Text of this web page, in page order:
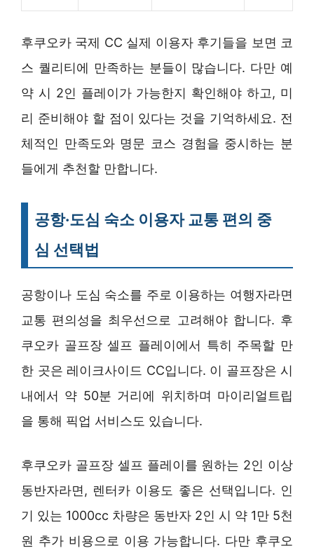
후쿠오카 국제 CC 실제 이용자 후기들을 보면 코
스 퀄리티에 만족하는 분들이 많습니다. 다만 예
약 시 2인 플레이가 가능한지 확인해야 하고, 미
리 준비해야 할 점이 있다는 것을 기억하세요. 전
체적인 만족도와 명문 코스 경험을 중시하는 분
들에게 추천할 만합니다.
공항·도심 숙소 이용자 교통 편의 중
심 선택법
공항이나 도심 숙소를 주로 이용하는 여행자라면
교통 편의성을 최우선으로 고려해야 합니다. 후
쿠오카 골프장 셀프 플레이에서 특히 주목할 만
한 곳은 레이크사이드 CC입니다. 이 골프장은 시
내에서 약 50분 거리에 위치하며 마이리얼트립
을 통해 픽업 서비스도 있습니다.
후쿠오카 골프장 셀프 플레이를 원하는 2인 이상
동반자라면, 렌터카 이용도 좋은 선택입니다. 인
기 있는 1000cc 차량은 동반자 2인 시 약 1만 5천
원 추가 비용으로 이용 가능합니다. 다만 후쿠오